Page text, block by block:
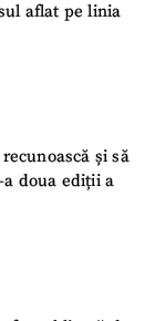
aflat pe linia
și să
doua ediții a